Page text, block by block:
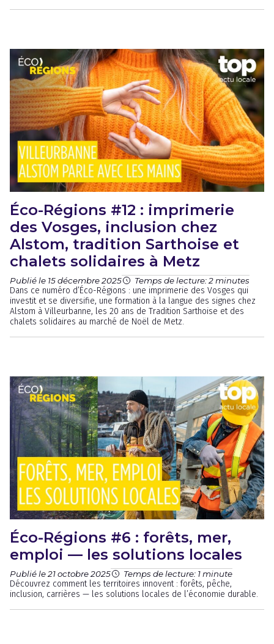
Éco-Régions #12 : imprimerie
des Vosges, inclusion chez
Alstom, tradition Sarthoise et
chalets solidaires à Metz
Publié le 15 décembre 2025 Temps de lecture: 2 minutes
Dans ce numéro d’Éco-Régions : une imprimerie des Vosges qui
investit et se diversifie, une formation à la langue des signes chez
Alstom à Villeurbanne, les 20 ans de Tradition Sarthoise et des
chalets solidaires au marché de Noël de Metz.
Éco-Régions #6 : forêts, mer,
emploi — les solutions locales
Publié le 21 octobre 2025 Temps de lecture: 1 minute
Découvrez comment les territoires innovent : forêts, pêche,
inclusion, carrières — les solutions locales de l’économie durable.